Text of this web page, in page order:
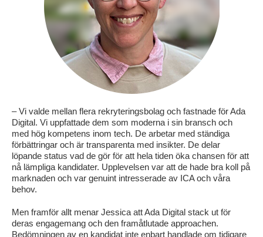
– Vi valde mellan flera rekryteringsbolag och fastnade för Ada
Digital. Vi uppfattade dem som moderna i sin bransch och
med hög kompetens inom tech. De arbetar med ständiga
förbättringar och är transparenta med insikter. De delar
löpande status vad de gör för att hela tiden öka chansen för att
nå lämpliga kandidater. Upplevelsen var att de hade bra koll på
marknaden och var genuint intresserade av ICA och våra
behov.
Men framför allt menar Jessica att Ada Digital stack ut för
deras engagemang och den framåtlutade approachen.
Bedömningen av en kandidat inte enbart handlade om tidigare